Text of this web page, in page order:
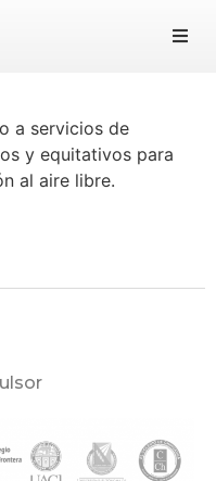
Suma tu esfuerzo
Blog
a servicios de
y equitativos para
al aire libre.